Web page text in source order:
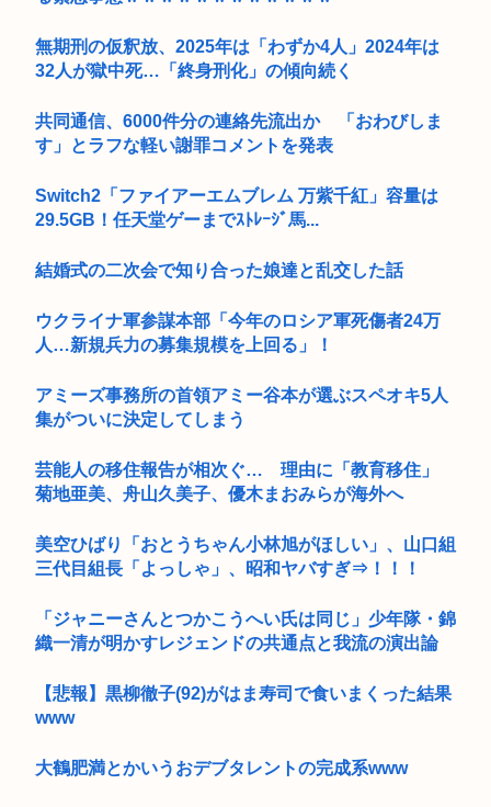
無期刑の仮釈放、2025年は「わずか4人」2024年は
32人が獄中死…「終身刑化」の傾向続く
共同通信、6000件分の連絡先流出か 「おわびしま
す」とラフな軽い謝罪コメントを発表
Switch2「ファイアーエムブレム 万紫千紅」容量は
29.5GB！任天堂ゲーまでｽﾄﾚｰｼﾞ馬...
結婚式の二次会で知り合った娘達と乱交した話
ウクライナ軍参謀本部「今年のロシア軍死傷者24万
人…新規兵力の募集規模を上回る」！
アミーズ事務所の首領アミー谷本が選ぶスペオキ5人
集がついに決定してしまう
芸能人の移住報告が相次ぐ… 理由に「教育移住」
菊地亜美、舟山久美子、優木まおみらが海外へ
美空ひばり「おとうちゃん小林旭がほしい」、山口組
三代目組長「よっしゃ」、昭和ヤバすぎ⇒！！！
「ジャニーさんとつかこうへい氏は同じ」少年隊・錦
織一清が明かすレジェンドの共通点と我流の演出論
【悲報】黒柳徹子(92)がはま寿司で食いまくった結果
www
大鶴肥満とかいうおデブタレントの完成系www